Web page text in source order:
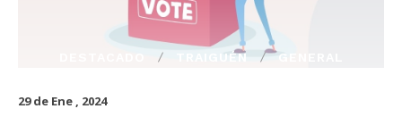
TRAIGUÉN GENERAL
29 de Ene , 2024